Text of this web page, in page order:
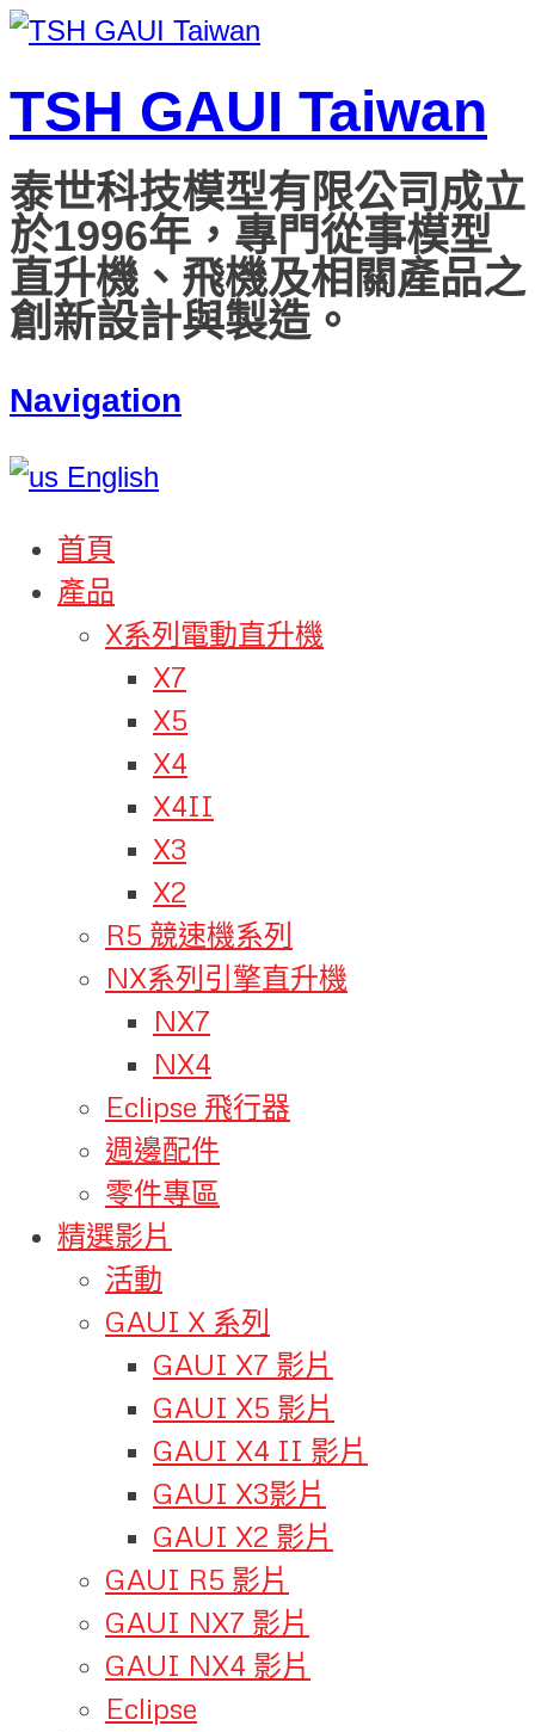
TSH GAUI Taiwan
泰世科技模型有限公司成立
於1996年，專門從事模型
直升機、飛機及相關產品之
創新設計與製造。
Navigation
English
首頁
產品
X系列電動直升機
X7
X5
X4
X4II
X3
X2
R5 競速機系列
NX系列引擎直升機
NX7
NX4
Eclipse 飛行器
週邊配件
零件專區
精選影片
活動
GAUI X 系列
GAUI X7 影片
GAUI X5 影片
GAUI X4 II 影片
GAUI X3影片
GAUI X2 影片
GAUI R5 影片
GAUI NX7 影片
GAUI NX4 影片
Eclipse